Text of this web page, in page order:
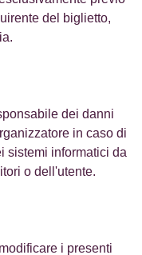
del biglietto,
dei danni
in caso di
sistemi informatici da
o dell'utente.
i presenti